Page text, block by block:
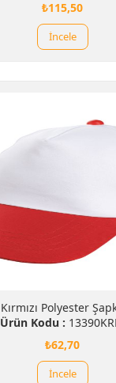
₺115,50
İncele
Kırmızı Polyester
Ürün Kodu :
₺62,70
İncele